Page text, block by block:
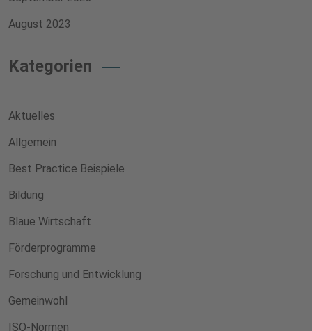
August 2023
Kategorien
Aktuelles
Allgemein
Best Practice Beispiele
Bildung
Blaue Wirtschaft
Förderprogramme
Forschung und Entwicklung
Gemeinwohl
ISO-Normen